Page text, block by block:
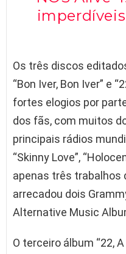
Os três discos
“Bon Iver, Bon Iver” e
fortes elogios por
dos fãs, com muitos
principais rádios
“Skinny Love”,
apenas três trabalhos
arrecadou dois
Alternative Music
O terceiro álbum “22,